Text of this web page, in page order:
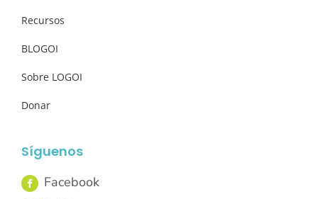
Recursos
BLOGOI
Sobre LOGOI
Donar
Síguenos